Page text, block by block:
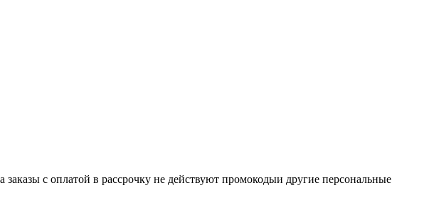
с оплатой в рассрочку не действуют промокодыи другие персональные